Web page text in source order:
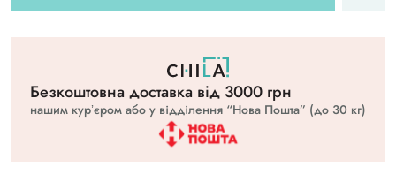
Безкоштовна доставка вiд 3000 грн
нашим курʼєром або у відділення “Нова Пошта” (до 30 кг)